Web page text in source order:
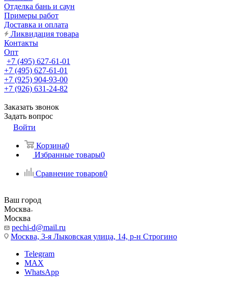
Отделка бань и саун
Примеры работ
Доставка и оплата
Ликвидация товара
Контакты
Опт
+7 (495) 627-61-01
+7 (495) 627-61-01
+7 (925) 904-93-00
+7 (926) 631-24-82
Заказать звонок
Задать вопрос
Войти
Корзина0
Избранные товары0
Сравнение товаров0
Ваш город
Москва
Москва
pechi-d@mail.ru
Москва, 3-я Лыковская улица, 14, р-н Строгино
Telegram
MAX
WhatsApp